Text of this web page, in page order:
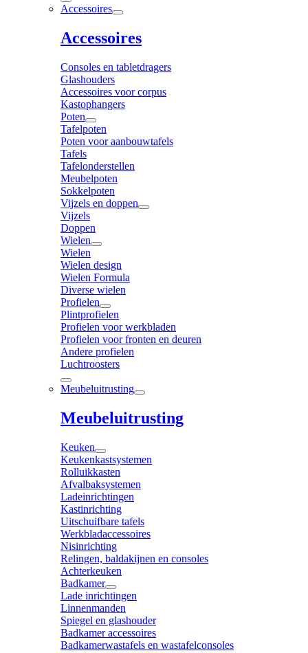
Accessoires
Accessoires
Consoles en tabletdragers
Glashouders
Accessoires voor corpus
Kastophangers
Poten
Tafelpoten
Poten voor aanbouwtafels
Tafels
Tafelonderstellen
Meubelpoten
Sokkelpoten
Vijzels en doppen
Vijzels
Doppen
Wielen
Wielen
Wielen design
Wielen Formula
Diverse wielen
Profielen
Plintprofielen
Profielen voor werkbladen
Profielen voor fronten en deuren
Andere profielen
Luchtroosters
Meubeluitrusting
Meubeluitrusting
Keuken
Keukenkastsystemen
Rolluikkasten
Afvalbaksystemen
Ladeinrichtingen
Kastinrichting
Uitschuifbare tafels
Werkbladaccessoires
Nisinrichting
Relingen, baldakijnen en consoles
Achterkeuken
Badkamer
Lade inrichtingen
Linnenmanden
Spiegel en glashouder
Badkamer accessoires
Badkamerwastafels en wastafelconsoles